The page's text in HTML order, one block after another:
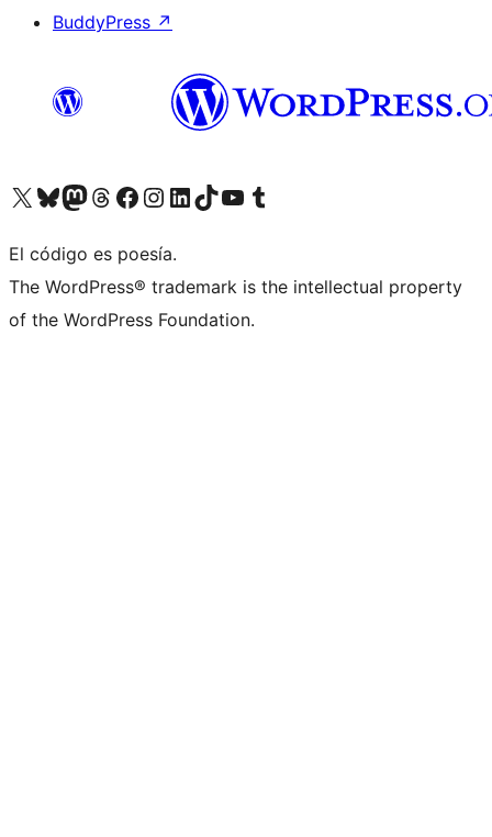
BuddyPress ↗
Visit our X (formerly Twitter) account
Visit our Bluesky account
Visit our Mastodon account
Visit our Threads account
Visita nuestra página de Facebook
Visita nuestra cuenta de Instagram
Visita nuestra cuenta de LinkedIn
Visit our TikTok account
Visita nuestro canal de YouTube
Visit our Tumblr account
El código es poesía.
The WordPress® trademark is the intellectual property
of the WordPress Foundation.